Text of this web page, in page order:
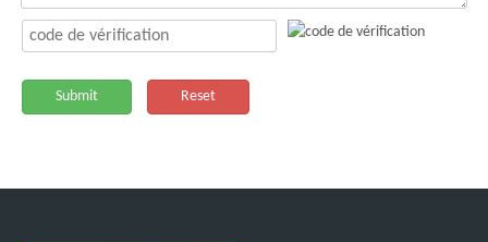
Submit Reset